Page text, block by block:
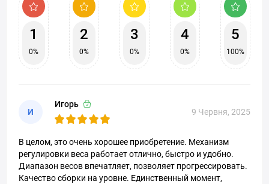
1
0%
2
0%
3
0%
4
0%
5
100%
И
Игорь
9 Червня, 2025
В целом, это очень хорошее приобретение. Механизм
регулировки веса работает отлично, быстро и удобно.
Диапазон весов впечатляет, позволяет прогрессировать.
Качество сборки на уровне. Единственный момент,